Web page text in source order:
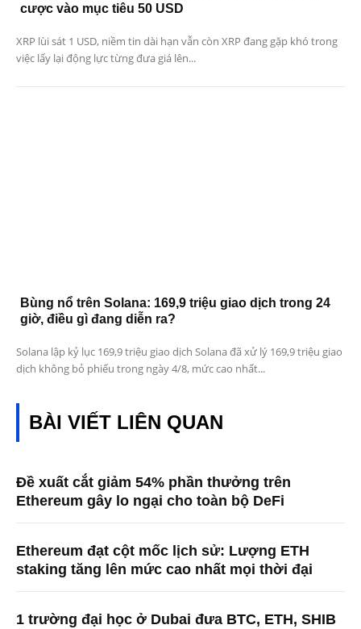
cược vào mục tiêu 50 USD
XRP lùi sát 1 USD, niềm tin dài hạn vẫn còn XRP đang gặp khó trong
việc lấy lại động lực từng đưa giá lên...
Bùng nổ trên Solana: 169,9 triệu giao dịch trong 24
giờ, điều gì đang diễn ra?
Solana lập kỷ lục 169,9 triệu giao dịch Solana đã xử lý 169,9 triệu giao
dịch không bỏ phiếu trong ngày 4/8, mức cao nhất...
BÀI VIẾT LIÊN QUAN
Đề xuất cắt giảm 54% phần thưởng trên
Ethereum gây lo ngại cho toàn bộ DeFi
Ethereum đạt cột mốc lịch sử: Lượng ETH
staking tăng lên mức cao nhất mọi thời đại
1 trường đại học ở Dubai đưa BTC, ETH, SHIB